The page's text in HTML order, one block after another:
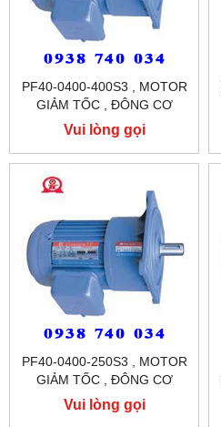
PF40-0400-400S3 , MOTOR
GIẢM TỐC , ĐÔNG CƠ
GIẢM TỐC MẶT BÍCH
TUNGLEE
Vui lòng gọi
PF40-0400-250S3 , MOTOR
GIẢM TỐC , ĐÔNG CƠ
GIẢM TỐC MẶT BÍCH
TUNGLEE
Vui lòng gọi